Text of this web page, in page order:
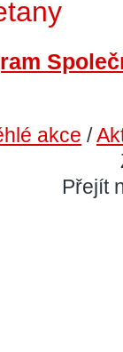
akce /
Přejít